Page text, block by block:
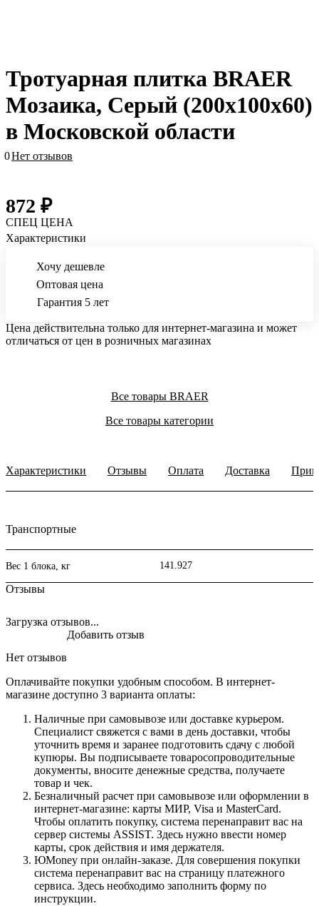
Тротуарная плитка BRAER
Мозаика, Серый (200x100x60)
в Московской области
0Нет отзывов
872 ₽
СПЕЦ ЦЕНА
Характеристики
Хочу дешевле
Оптовая цена
Гарантия 5 лет
Цена действительна только для интернет-магазина и может
отличаться от цен в розничных магазинах
Все товары BRAER
Все товары категории
Характеристики Отзывы Оплата Доставка
Транспортные
Вес 1 блока, кг 141.927
Отзывы
Загрузка отзывов...
Нет отзывов
Добавить отзыв
Оплачивайте покупки удобным способом. В интернет-
магазине доступно 3 варианта оплаты:
Наличные при самовывозе или доставке курьером.
Специалист свяжется с вами в день доставки, чтобы
уточнить время и заранее подготовить сдачу с любой
купюры. Вы подписываете товаросопроводительные
документы, вносите денежные средства, получаете
товар и чек.
Безналичный расчет при самовывозе или оформлении в
интернет-магазине: карты МИР, Visa и MasterCard.
Чтобы оплатить покупку, система перенаправит вас на
сервер системы ASSIST. Здесь нужно ввести номер
карты, срок действия и имя держателя.
ЮMoney при онлайн-заказе. Для совершения покупки
система перенаправит вас на страницу платежного
сервиса. Здесь необходимо заполнить форму по
инструкции.